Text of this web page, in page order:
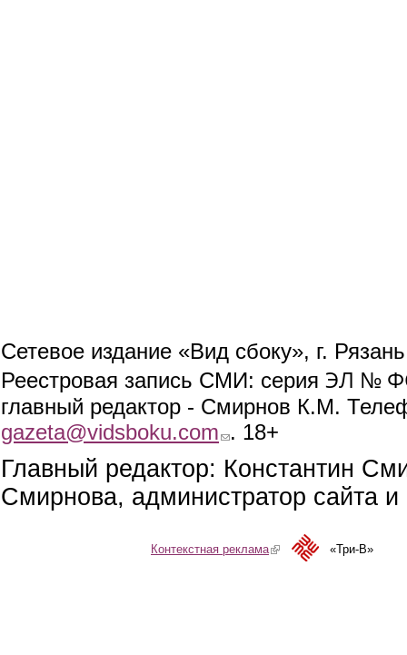
Сетевое издание «Вид сбоку», г.
Реестровая запись СМИ: серия ЭЛ №
главный редактор - Смирнов К.М.
gazeta@vidsboku.com (link sends e-mail)
. 18+
Главный редактор: Константин
Смирнова, администратор сайта
Контекстная реклама(link is external)«Три-В»